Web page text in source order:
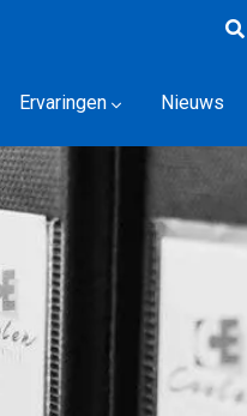
Ervaringen Nieuws